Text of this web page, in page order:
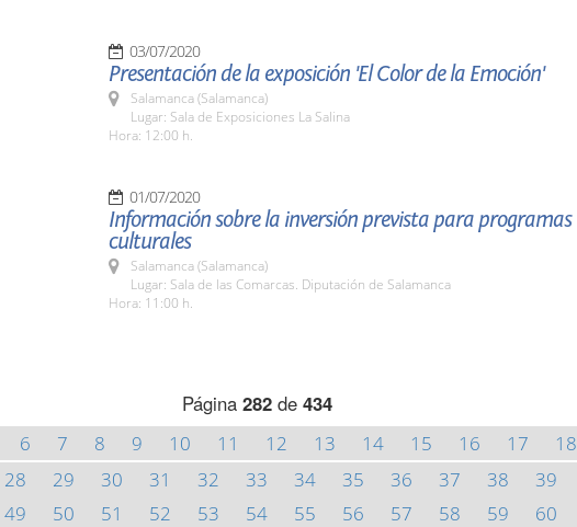
03/07/2020
Presentación de la exposición 'El Color de la Emoción'
Salamanca (Salamanca)
Lugar: Sala de Exposiciones La Salina
Hora: 12:00 h.
01/07/2020
Información sobre la inversión prevista para programas
culturales
Salamanca (Salamanca)
Lugar: Sala de las Comarcas. Diputación de Salamanca
Hora: 11:00 h.
Página 282de 434
6 7 8 9 10 11 12 13 14 15 16 17 18
28 29 30 31 32 33 34 35 36 37 38 39
49 50 51 52 53 54 55 56 57 58 59 60